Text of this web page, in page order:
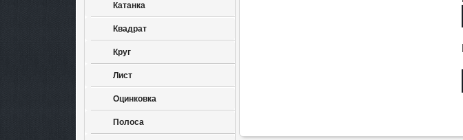
Катанка
Квадрат
Круг
Лист
Оцинковка
Полоса